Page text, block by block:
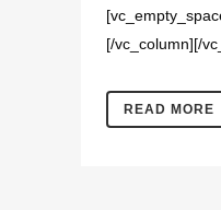
[/vc_column][/
READ MORE